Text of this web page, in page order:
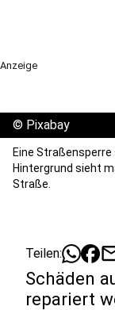
Anzeige
© Pixabay
Eine
Hintergrund sieht
Straße.
Teilen:
Schäden
repariert